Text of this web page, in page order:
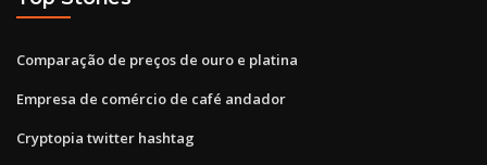
Comparação de preços de ouro e platina
Empresa de comércio de café andador
Cryptopia twitter hashtag